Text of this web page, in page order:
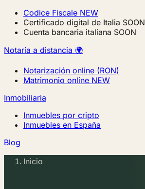
Codice Fiscale NEW
Certificado digital de Italia SOON
Cuenta bancaria italiana SOON
Notaría a distancia 🌍
Notarización online (RON)
Matrimonio online NEW
Inmobiliaria
Inmuebles por cripto
Inmuebles en España
Blog
Inicio